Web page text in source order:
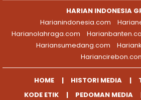
HARIAN INDONESIA
Harianindonesia.com
Harianolahraga.com
Hariansumedang.com
HOME HISTORI MEDIA
KODE ETIK
PEDOMAN MEDIA